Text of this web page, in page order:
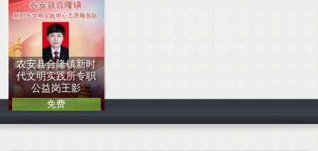
农安县合隆镇新时
代文明实践所专职
公益岗王影
中国人
免费